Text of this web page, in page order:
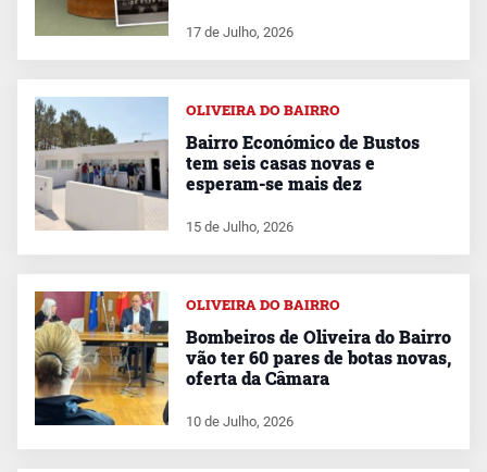
17 de Julho, 2026
OLIVEIRA DO BAIRRO
Bairro Económico de Bustos
tem seis casas novas e
esperam-se mais dez
15 de Julho, 2026
OLIVEIRA DO BAIRRO
Bombeiros de Oliveira do Bairro
vão ter 60 pares de botas novas,
oferta da Câmara
10 de Julho, 2026